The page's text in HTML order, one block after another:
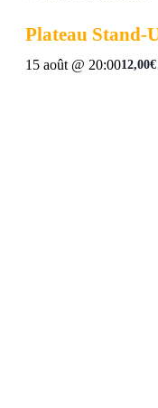
Plateau Stand-
15 août @ 20:0012,00€